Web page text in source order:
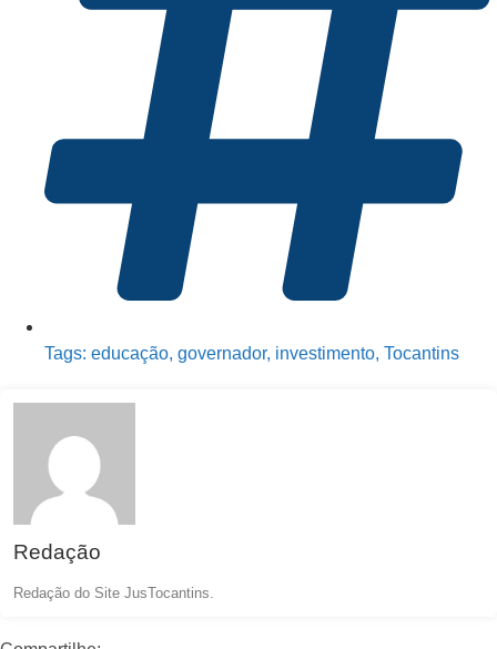
Tags: educação, governador, investimento, Tocantins
Redação
Redação do Site JusTocantins.